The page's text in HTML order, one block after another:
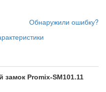
Обнаружили ошибку?
Promix‑SM101.11